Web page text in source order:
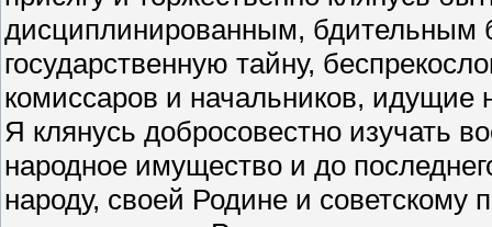
дисциплинированным, бдительным
государственную тайну,
комиссаров и начальников,
Я клянусь добросовестно изучать
народное имущество и до
народу, своей Родине и советскому